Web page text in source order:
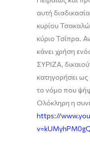
αυτή
κυρίου
κύριο Τσίπρα.
κάνει χρήση
ΣΥΡΙΖΑ,
κατηγορήσει ως
το νόμο που
Ολόκληρη η
https://